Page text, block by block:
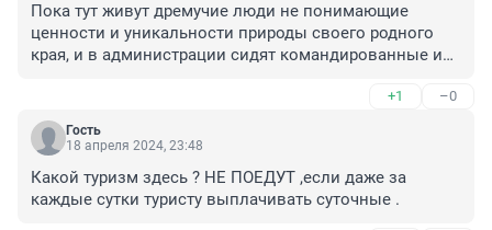
Пока тут живут дремучие люди не понимающие
ценности и уникальности природы своего родного
края, и в администрации сидят командированные из
+1 –0
Гость
18 апреля 2024, 23:48
Какой туризм здесь ? НЕ ПОЕДУТ ,если даже за
каждые сутки туристу выплачивать суточные .